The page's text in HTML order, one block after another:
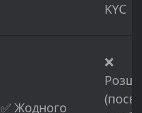
KYC
✅ Жодного
❌